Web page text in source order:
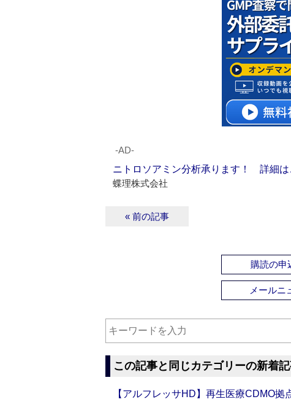
‐AD‐
ニトロソアミン分析承ります！ 詳細は
蝶理株式会社
« 前の記事
購読の申
メールニ
この記事と同じカテゴリーの新着
【アルフレッサHD】再生医療CDMO拠